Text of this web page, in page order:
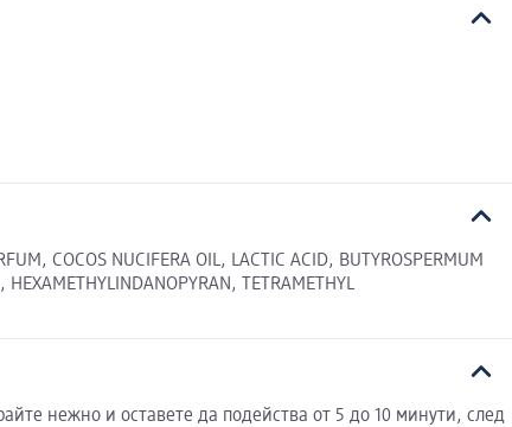
COCOS NUCIFERA OIL, LACTIC ACID, BUTYROSPERMUM
HEXAMETHYLINDANOPYRAN, TETRAMETHYL
нежно и оставете да подейства от 5 до 10 минути, след